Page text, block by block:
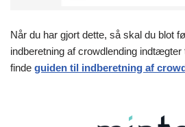
Når du har gjort dette, så skal du blot
indberetning af crowdlending
finde guiden til indberetning af